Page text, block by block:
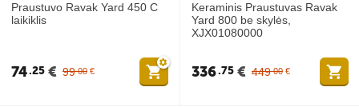
Praustuvo Ravak Yard 450 C
laikiklis
99 00 €
74 25 €
Keraminis Praustuvas Ravak
Yard 800 be skylės,
XJX01080000
449 00 €
336 75 €